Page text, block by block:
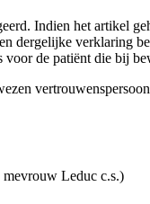
Indien het artikel
dergelijke verklaring
voor de patiënt die bij
mevrouw Leduc c.s.)